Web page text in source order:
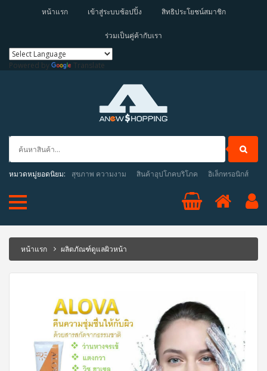
หน้าแรก เข้าสู่ระบบช้อปปิ้ง สิทธิประโยชน์สมาชิก
ร่วมเป็นคู่ค้ากับเรา
Powered by Translate
หมวดหมู่ยอดนิยม: สุขภาพ ความงาม สินค้าอุปโภคบริโภค อิเล็กทรอนิกส์
หน้าแรก ผลิตภัณฑ์ดูแลผิวหน้า